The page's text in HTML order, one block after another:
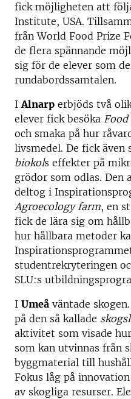
fick möjligheten att
Institute, USA.
från World Food Prize
de flera spännande
sig för de elever som
rundabordssamtalen.
IAlnarp erbjöds två
elever fick besöka Food
och smaka på hur
livsmedel. De fick även
biokols effekter på
grödor som odlas. Den
deltog i
Agroecology farm, en
fick de lära sig om
hur hållbara metoder
studentrekryteringen
SLU:s
I Umeå väntade
på den så kallade
aktivitet som visade
som kan utvinnas från
byggmaterial till
Fokus låg på
av skogliga resurser.